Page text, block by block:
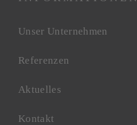
Unser Unternehmen
Referenzen
Aktuelles
Kontakt